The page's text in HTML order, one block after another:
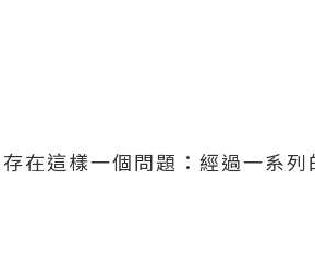
在這樣一個問題：經過一系